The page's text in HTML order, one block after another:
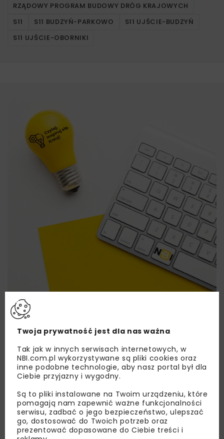
RZĄDOWY PROGRAM BUDOWY DRÓG KRAJOWYCH
S11
S11 BUDZYŃ-PARKOWO
S11 UJŚCIE-BUDZYŃ
S11 UJŚCIE-OBORNIKI
Lubisz wiedzieć więcej?
Zapisz się do newslettera aby otrzymywać od
nas najlepsze informacje branżowe,
zaproszenia na wydarzenia, atrakcyjne oferty i
dedykowane akcje specjalne.
Zapoznałam/em się zPolityką Prywatnościi
Regulaminemoraz wyrażam zgodę na otrzymywanie na
podany przeze mnie adres e-mail korespondencji
handlowej w postaci newslettera.
Twoja prywatność jest dla nas ważna
Tak jak w innych serwisach internetowych, w
NBI.com.pl wykorzystywane są pliki cookies oraz
inne podobne technologie, aby nasz portal był dla
Ciebie przyjazny i wygodny.
Są to pliki instalowane na Twoim urządzeniu, które
pomagają nam zapewnić ważne funkcjonalności
serwisu, zadbać o jego bezpieczeństwo, ulepszać
go, dostosować do Twoich potrzeb oraz
prezentować dopasowane do Ciebie treści i